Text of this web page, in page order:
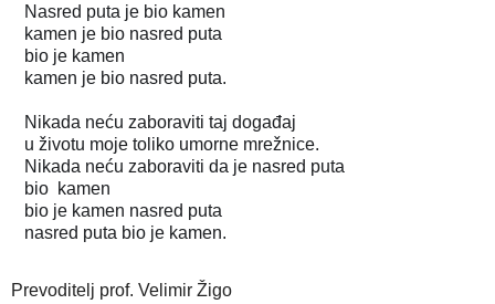
Nasred puta je bio kamen
kamen je bio nasred puta
bio je kamen
kamen je bio nasred puta.
Nikada neću zaboraviti taj događaj
u životu moje toliko umorne mrežnice.
Nikada neću zaboraviti da je nasred puta
bio  kamen
bio je kamen nasred puta
nasred puta bio je kamen.
Prevoditelj prof. Velimir Žigo